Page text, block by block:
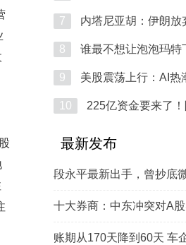
7 内塔尼亚胡：伊朗放弃
8 谁最不想让泡泡玛特
9 美股震荡上行：AI热
10 225亿资金要来了！险
最新发布
段永平最新出手，曾抄底
十大券商：中东冲突对A
账期从170天降到60天 车